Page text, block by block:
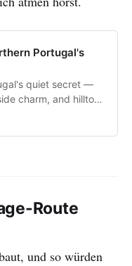
Portugal's
quiet secret —
charm, and hilltop
Route
und so würden